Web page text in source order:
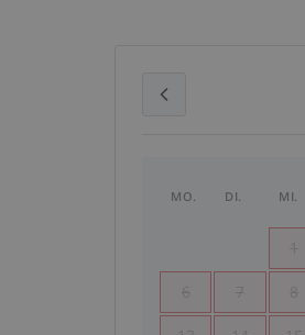
MO. DI. MI.
1
6 7 8